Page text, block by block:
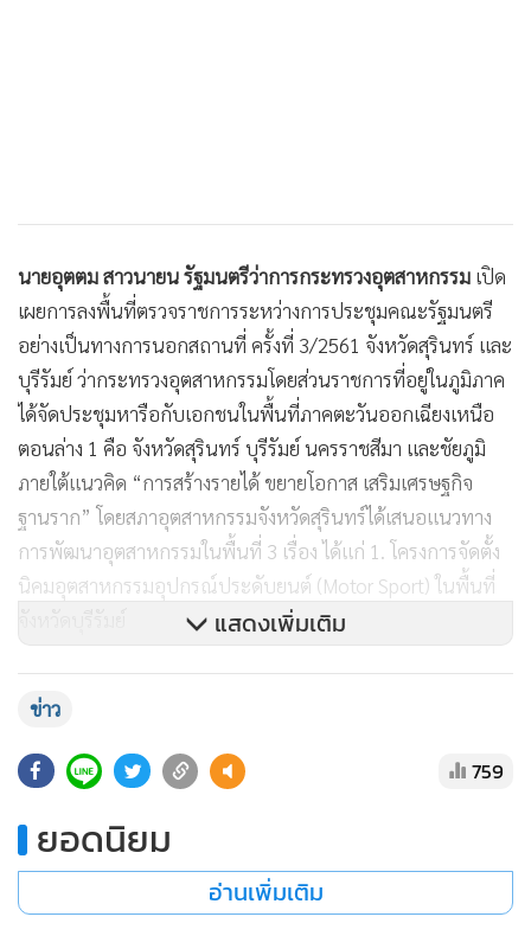
นายอุตตม สาวนายน รัฐมนตรีว่าการกระทรวงอุตสาหกรรม เปิด
เผยการลงพื้นที่ตรวจราชการระหว่างการประชุมคณะรัฐมนตรี
อย่างเป็นทางการนอกสถานที่ ครั้งที่ 3/2561 จังหวัดสุรินทร์ และ
บุรีรัมย์ ว่ากระทรวงอุตสาหกรรมโดยส่วนราชการที่อยู่ในภูมิภาค
ได้จัดประชุมหารือกับเอกชนในพื้นที่ภาคตะวันออกเฉียงเหนือ
ตอนล่าง 1 คือ จังหวัดสุรินทร์ บุรีรัมย์ นครราชสีมา และชัยภูมิ
ภายใต้แนวคิด “การสร้างรายได้ ขยายโอกาส เสริมเศรษฐกิจ
ฐานราก” โดยสภาอุตสาหกรรมจังหวัดสุรินทร์ได้เสนอแนวทาง
การพัฒนาอุตสาหกรรมในพื้นที่ 3 เรื่อง ได้แก่ 1. โครงการจัดตั้ง
นิคมอุตสาหกรรมอุปกรณ์ประดับยนต์ (Motor Sport) ในพื้นที่
การนำรถเข้ามาแข่งในพื้นที่จำนวนมาก ประกอบกับเอสเอ็มอี
ไทยมีความสามารถผลิตอุปกรณ์ประดับยนต์ส่งออกไปยังต่าง
ประเทศหลายประเทศ โดยมีมูลค่าการผลิตกว่า 5 หมื่นล้านบาท
นอกจากนั้น การขยายตัวทางเศรษฐกิจของกลุ่มประเทศ CLMV
มีการขยายตัวด้านยานยนต์ในกลุ่มประเทศดังกล่าว ผนวกกับ
การขยายตัวของอุตสาหกรรมยานยนต์ในไทย ทำให้อุปกรณ์
แสดงเพิ่มเติม
ข่าว
759
ยอดนิยม
อ่านเพิ่มเติม